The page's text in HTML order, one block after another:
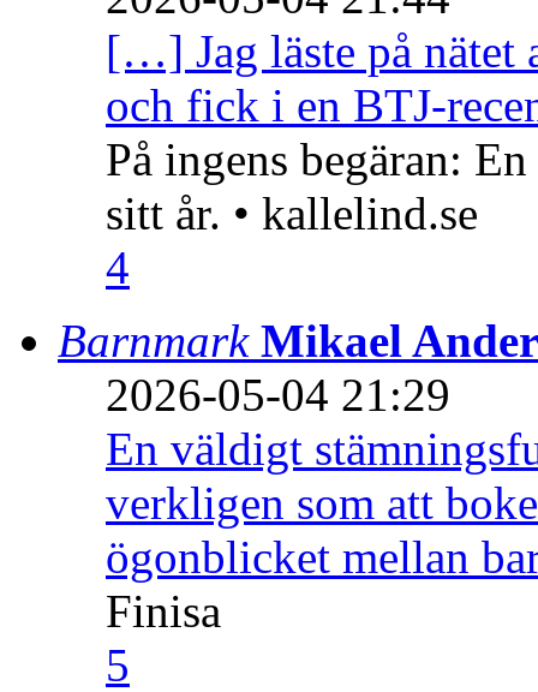
[…] Jag läste på nätet
och fick i en BTJ-
På ingens begäran:
sitt år. • kallelind.se
4
Barnmark Mikael
2026-05-04 21:29
En väldigt
verkligen som att
ögonblicket mellan
Finisa
5